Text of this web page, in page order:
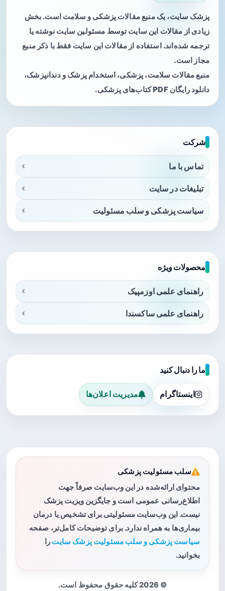
پزشک سایت، یک منبع مقالات پزشکی و سلامت است. بخش
زیادی از مقالات این سایت توسط مسئولین سایت نوشته یا
ترجمه شده‌اند. استفاده از مقالات این سایت فقط با ذکر منبع
مجاز است.
منبع مقالات سلامت، پزشکی، استخدام پزشک و دندانپزشک،
دانلود رایگان PDF کتاب‌های پزشکی.
شرکت
تماس با ما
تبلیغات در سایت
سیاست پزشکی و سلب مسئولیت
محصولات ویژه
راهنمای علمی اوزمپیک
راهنمای علمی ساکسندا
ما را دنبال کنید
اینستاگرام مدیریت اعلان‌ها
سلب مسئولیت پزشکی
محتوای ارائه‌شده در این وب‌سایت صرفاً جهت
اطلاع‌رسانی عمومی است و جایگزین ویزیت پزشک
نیست. این وب‌سایت مسئولیتی برای تشخیص یا درمان
بیماری‌ها به همراه ندارد. برای توضیحات کامل‌تر، صفحه
سیاست پزشکی و سلب مسئولیت پزشک سایت را
بخوانید.
© 2026 کلیه حقوق محفوظ است.